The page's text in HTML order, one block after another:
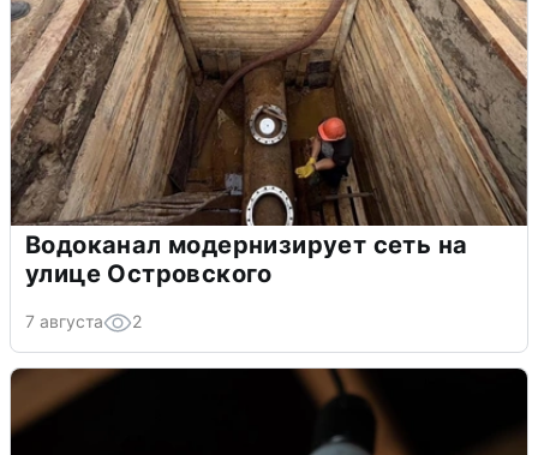
Водоканал модернизирует сеть на
улице Островского
7 августа 2